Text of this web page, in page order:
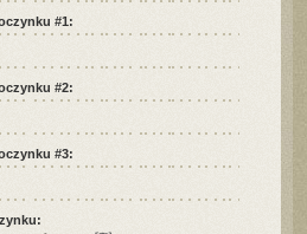
#1:
#2:
#3: